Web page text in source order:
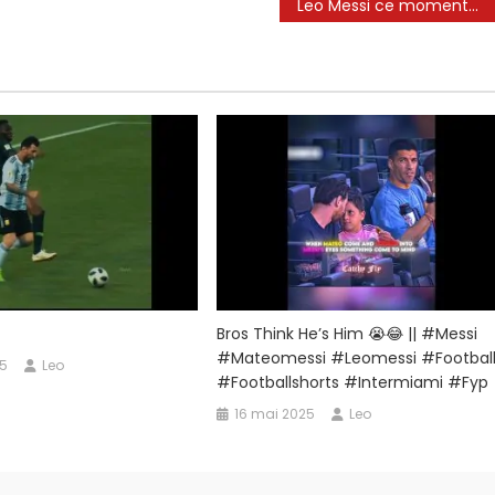
Leo Messi ce moment…
Leo
Bros Think He’s Him 😭😂 || #messi
#mateomessi #leomessi
#footballshorts #intermiami #fyp
16 mai 2025 Leo